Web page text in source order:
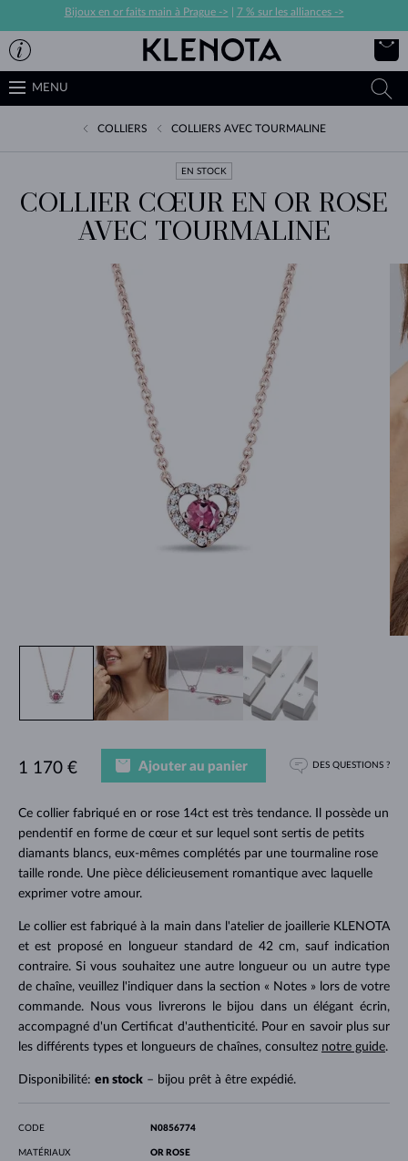
Bijoux en or faits main à Prague -> 7 % sur les alliances ->
MENU
COLLIERS COLLIERS AVEC TOURMALINE
EN STOCK
COLLIER CŒUR EN OR ROSE
AVEC TOURMALINE
Ce collier fabriqué en or rose 14ct est très tendance. Il possède un
pendentif en forme de cœur et sur lequel sont sertis de petits
diamants blancs, eux-mêmes complétés par une tourmaline rose
taille ronde. Une pièce délicieusement romantique avec laquelle
exprimer votre amour.
Le collier est fabriqué à la main dans l'atelier de joaillerie KLENOTA
et est proposé en longueur standard de 42 cm, sauf indication
contraire. Si vous souhaitez une autre longueur ou un autre type
de chaîne, veuillez l'indiquer dans la section « Notes » lors de votre
commande. Nous vous livrerons le bijou dans un élégant écrin,
accompagné d'un Certificat d'authenticité. Pour en savoir plus sur
les différents types et longueurs de chaînes, consultez notre guide.
Disponibilité: en stock– bijou prêt à être expédié.
1 170 € Ajouter au panier DES QUESTIONS ?
CODE N0856774
MATÉRIAUX
OR ROSE